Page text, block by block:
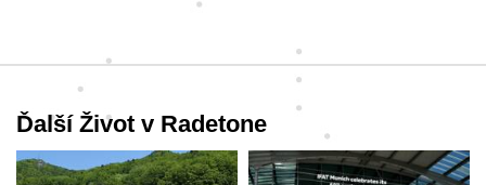
Ďalší Život v Radetone